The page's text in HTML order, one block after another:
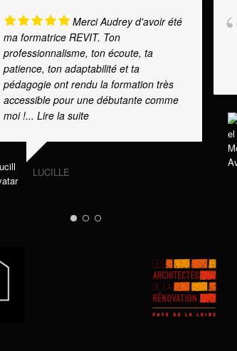
Merci Audrey d'avoir été
ma formatrice REVIT. Ton
professionnalisme, ton écoute, ta
patience, ton adaptabilité et ta
pédagogie ont rendu la formation très
accessible pour une débutante comme
moi !... Lire la suite
LUCILLE